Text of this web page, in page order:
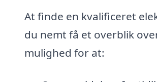
At finde en kvalificeret
du nemt få et overblik
mulighed for at: